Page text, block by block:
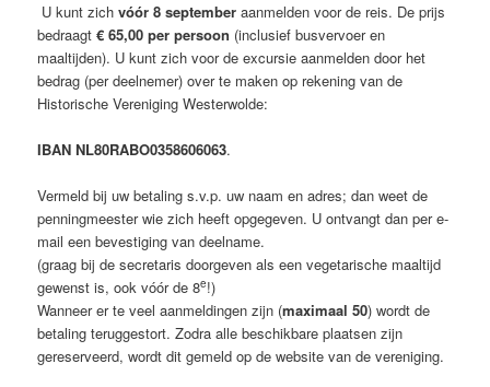
U kunt zichvóór 8 september aanmelden voor de reis. De prijs
bedraagt€ 65,00 per persoon (inclusief busvervoer en
maaltijden). U kunt zich voor de excursie aanmelden door het
bedrag (per deelnemer) over te maken op rekening van de
Historische Vereniging Westerwolde:
IBAN NL80RABO0358606063.
Vermeld bij uw betaling s.v.p. uw naam en adres; dan weet de
penningmeester wie zich heeft opgegeven. U ontvangt dan per e-
mail een bevestiging van deelname.
(graag bij de secretaris doorgeven als een vegetarische maaltijd
gewenst is, ook vóór de 8e!)
Wanneer er te veel aanmeldingen zijn (maximaal 50) wordt de
betaling teruggestort. Zodra alle beschikbare plaatsen zijn
gereserveerd, wordt dit gemeld op de website van de vereniging.